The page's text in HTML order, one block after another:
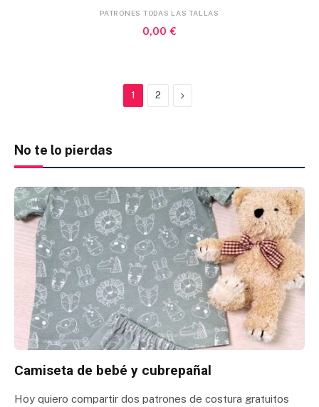
PATRONES TODAS LAS TALLAS
0,00€
1 2 Next
No te lo pierdas
Camiseta de bebé y cubrepañal
Hoy quiero compartir dos patrones de costura gratuitos